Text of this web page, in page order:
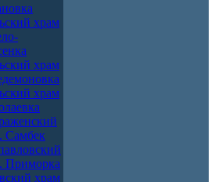
храм
храм
храм
Самбек
Приморка
храм